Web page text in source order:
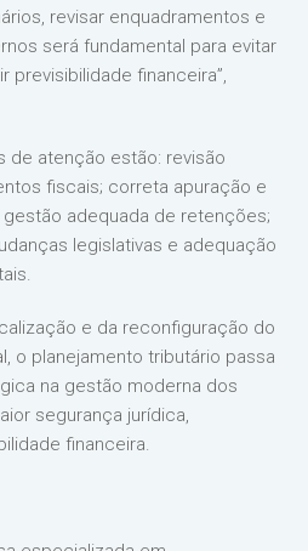
revisar enquadramentos e
será fundamental para evitar
previsibilidade financeira”,
de atenção estão: revisão
fiscais; correta apuração e
adequada de retenções;
legislativas e adequação
e da reconfiguração do
o planejamento tributário passa
na gestão moderna dos
segurança jurídica,
financeira.